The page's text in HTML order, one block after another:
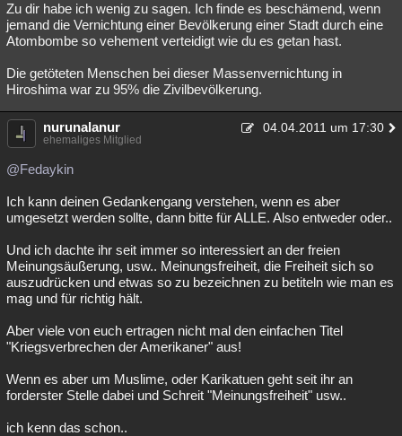
Zu dir habe ich wenig zu sagen. Ich finde es beschämend, wenn
jemand die Vernichtung einer Bevölkerung einer Stadt durch eine
Atombombe so vehement verteidigt wie du es getan hast.
Die getöteten Menschen bei dieser Massenvernichtung in
Hiroshima war zu 95% die Zivilbevölkerung.
nurunalanur 04.04.2011 um 17:30
ehemaliges Mitglied
@Fedaykin
Ich kann deinen Gedankengang verstehen, wenn es aber
umgesetzt werden sollte, dann bitte für ALLE. Also entweder oder..
Und ich dachte ihr seit immer so interessiert an der freien
Meinungsäußerung, usw.. Meinungsfreiheit, die Freiheit sich so
auszudrücken und etwas so zu bezeichnen zu betiteln wie man es
mag und für richtig hält.
Aber viele von euch ertragen nicht mal den einfachen Titel
"Kriegsverbrechen der Amerikaner" aus!
Wenn es aber um Muslime, oder Karikatuen geht seit ihr an
forderster Stelle dabei und Schreit "Meinungsfreiheit" usw..
ich kenn das schon..